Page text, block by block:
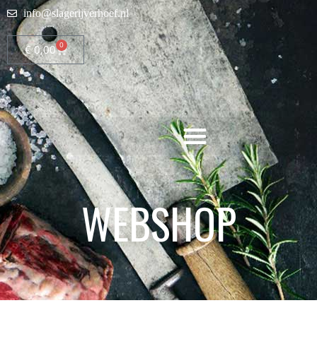
info@slagerijverhoef.nl
€0,00 0
WEBSHOP